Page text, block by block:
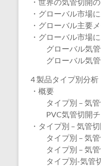
・グローバル市場
・グローバル主要
・グローバル市場
グローバル気管
グローバル気管
4 製品タイプ別分析
・概要
タイプ別 – 気管
PVC気管切開チ
・タイプ別 – 気管
タイプ別 – 気管
タイプ別 – 気管
タイプ別-気管切